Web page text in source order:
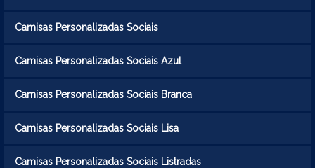
Camisas Personalizadas Sociais
Camisas Personalizadas Sociais Azul
Camisas Personalizadas Sociais Branca
Camisas Personalizadas Sociais Lisa
Camisas Personalizadas Sociais Listradas